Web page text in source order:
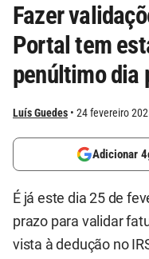
Fazer
Portal tem
penúltimo dia
Luís Guedes 24 fevereiro
Adicionar
É já este dia 25 de
prazo para validar
vista à dedução no